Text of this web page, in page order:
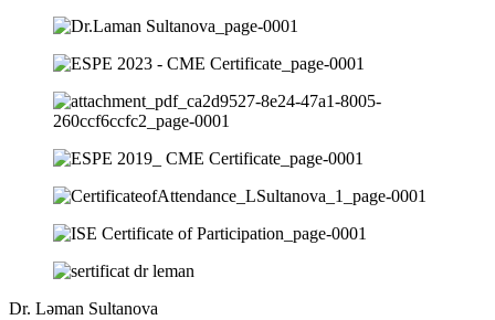
Dr. Ləman Sultanova